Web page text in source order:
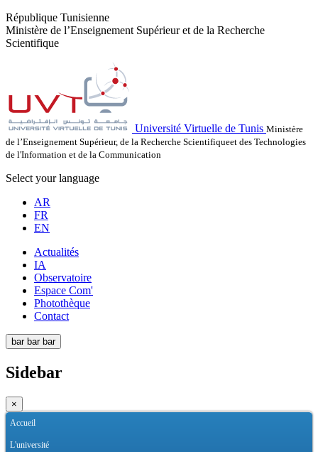
République Tunisienne
Ministère de l’Enseignement Supérieur et de la Recherche
Scientifique
Université Virtuelle de Tunis Ministère
de l’Enseignement Supérieur, de la Recherche Scientifiqueet des Technologies
de l'Information et de la Communication
Select your language
AR
FR
EN
Actualités
IA
Observatoire
Espace Com'
Photothèque
Contact
bar bar bar
Sidebar
×
Accueil
L'université